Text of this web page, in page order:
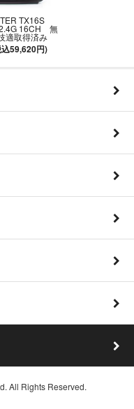
TX16S
16CH 無
取得済み
59,620円)
All Rights Reserved.